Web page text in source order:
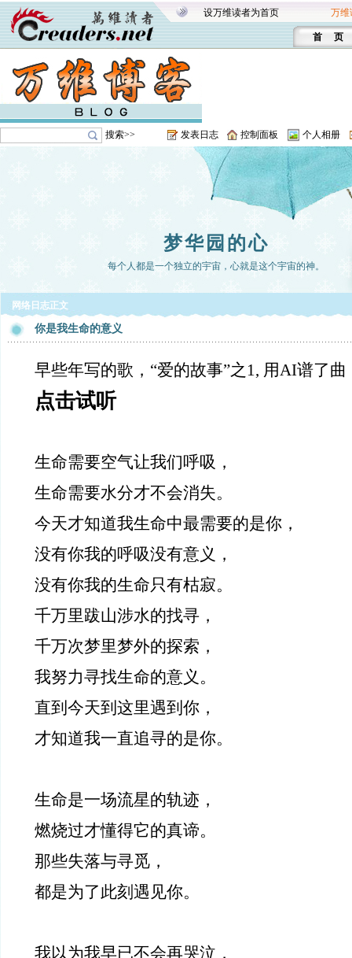
设万维读者为首页 万维
首 页
搜索>> 发表日志 控制面板 个人相册
梦华园的心
每个人都是一个独立的宇宙，心就是这个宇宙的神。
网络日志正文
你是我生命的意义
早些年写的歌，“爱的故事”之1, 用AI谱了
点击试听
生命需要空气让我们呼吸，
生命需要水分才不会消失。
今天才知道我生命中最需要的是你，
没有你我的呼吸没有意义，
没有你我的生命只有枯寂。
千万里跋山涉水的找寻，
千万次梦里梦外的探索，
我努力寻找生命的意义。
直到今天到这里遇到你，
才知道我一直追寻的是你。
生命是一场流星的轨迹，
燃烧过才懂得它的真谛。
那些失落与寻觅，
都是为了此刻遇见你。
我以为我早已不会再哭泣，